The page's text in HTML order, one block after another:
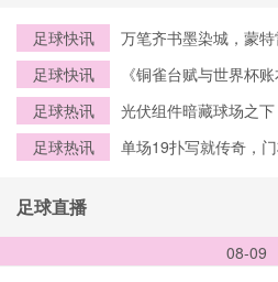
足球快讯
万笔齐书墨染城，蒙
足球快讯
《铜雀台赋与世界杯
足球热讯
光伏组件暗藏球场之
足球热讯 单场19扑写就传奇，
足球直播
08-09